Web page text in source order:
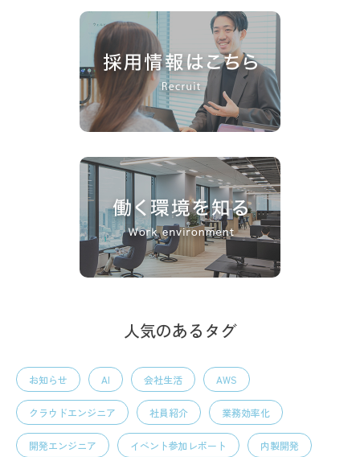
人気のあるタグ
お知らせ AI 会社生活 AWS
クラウドエンジニア 社員紹介 業務効率化
開発エンジニア イベント参加レポート 内製開発